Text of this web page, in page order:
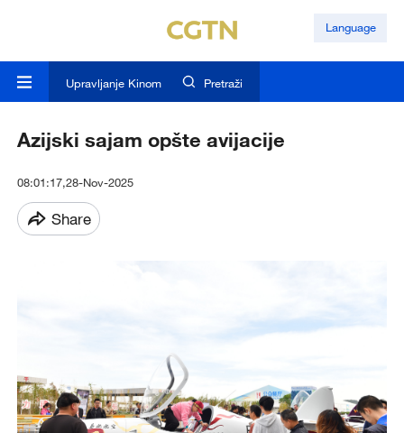
Language
Upravljanje Kinom Pretraži
Azijski sajam opšte avijacije
08:01:17,28-Nov-2025
Share